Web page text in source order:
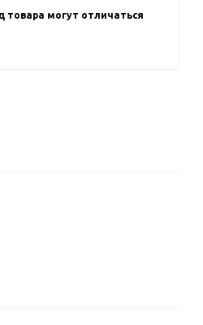
товара могут отличаться